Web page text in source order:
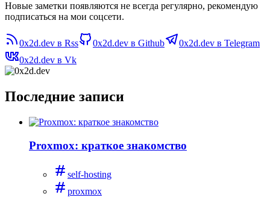
Новые заметки появляются не всегда регулярно, рекомендую
подписаться на мои соцсети.
0x2d.dev в Rss 0x2d.dev в Github
0x2d.dev в Telegram
0x2d.dev в Vk
Последние записи
Proxmox: краткое знакомство
self-hosting
proxmox